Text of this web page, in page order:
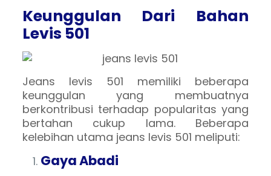
Keunggulan Dari Bahan
Levis 501
Jeans levis 501 memiliki beberapa
keunggulan yang membuatnya
berkontribusi terhadap popularitas yang
bertahan cukup lama. Beberapa
kelebihan utama jeans levis 501 meliputi:
Gaya Abadi